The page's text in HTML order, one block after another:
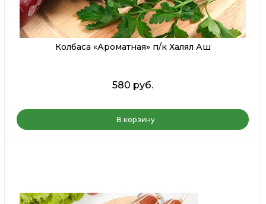
Колбаса «Ароматная» п/к Халял Аш
580 руб.
В корзину